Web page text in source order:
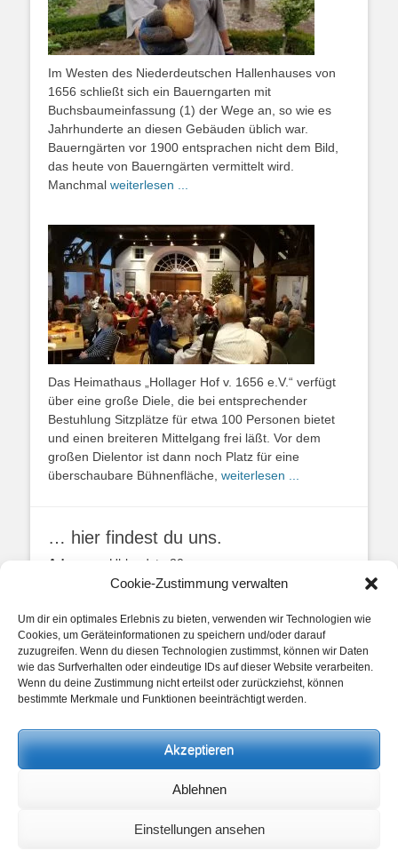
Cookie-Zustimmung verwalten
Um dir ein optimales Erlebnis zu bieten, verwenden wir Technologien wie
Cookies, um Geräteinformationen zu speichern und/oder darauf
zuzugreifen. Wenn du diesen Technologien zustimmst, können wir Daten
wie das Surfverhalten oder eindeutige IDs auf dieser Website verarbeiten.
Wenn du deine Zustimmung nicht erteilst oder zurückziehst, können
bestimmte Merkmale und Funktionen beeinträchtigt werden.
Akzeptieren
Ablehnen
Einstellungen ansehen
Im Westen des Niederdeutschen Hallenhauses von
1656 schließt sich ein Bauerngarten mit
Buchsbaumeinfassung (1) der Wege an, so wie es
Jahrhunderte an diesen Gebäuden üblich war.
Bauerngärten vor 1900 entsprachen nicht dem Bild,
das heute von Bauerngärten vermittelt wird.
Manchmal weiterlesen ...
Das Heimathaus „Hollager Hof v. 1656 e.V.“ verfügt
über eine große Diele, die bei entsprechender
Bestuhlung Sitzplätze für etwa 100 Personen bietet
und einen breiteren Mittelgang frei läßt. Vor dem
großen Dielentor ist dann noch Platz für eine
überschaubare Bühnenfläche, weiterlesen ...
… hier findest du uns.
Adresse: Uhlandstr. 20
49134 Wallenhorst
unsere Posts
Beitragskategorien